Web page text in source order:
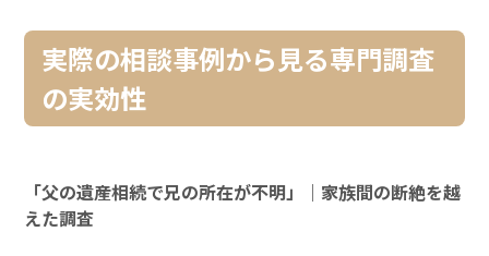
実際の相談事例から見る専門調査
の実効性
「父の遺産相続で兄の所在が不明」｜家族間の断絶を越
えた調査